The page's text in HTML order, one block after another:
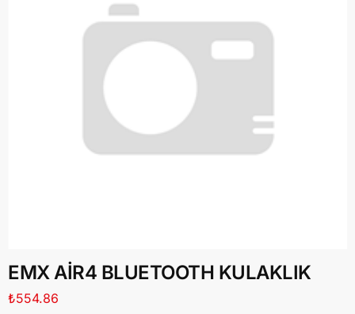
EMX AİR4 BLUETOOTH KULAKLIK
₺554.86